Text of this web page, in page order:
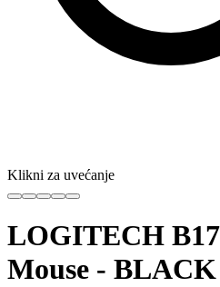
Klikni za uvećanje
LOGITECH
Mouse -